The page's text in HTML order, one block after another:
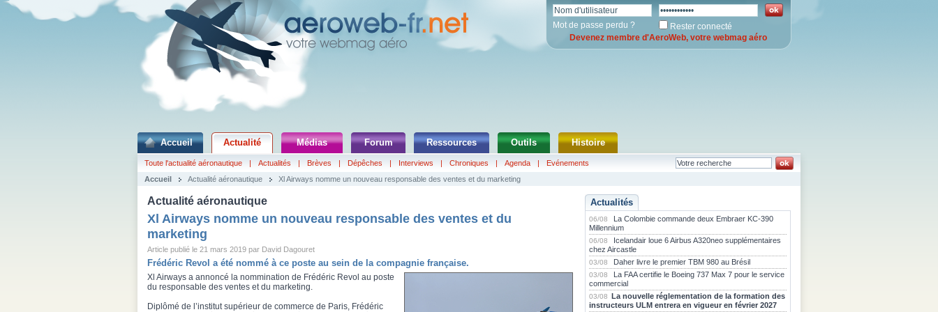
Mot de passe perdu ?
Rester connecté
Devenez membre d'AeroWeb, votre webmag aéro
Accueil Actualité Médias Forum Ressources Outils Histoire
Toute l'actualité aéronautique | Actualités | Brèves | Dépêches | Interviews | Chroniques | Agenda |
Evénements
Accueil
Actualité aéronautique Xl Airways nomme un nouveau responsable des ventes et du marketing
Actualité aéronautique
Xl Airways nomme un nouveau responsable des ventes et du
marketing
Article publié le 21 mars 2019 par David Dagouret
Frédéric Revol a été nommé à ce poste au sein de la compagnie française.
Xl Airways a annoncé la nommination de Frédéric Revol au poste
du responsable des ventes et du marketing.
Diplômé de l’institut supérieur de commerce de Paris, Frédéric
Actualités
06/08
La Colombie commande deux Embraer KC-390
Millennium
06/08
Icelandair loue 6 Airbus A320neo supplémentaires
chez Aircastle
03/08 Daher livre le premier TBM 980 au Brésil
03/08
La FAA certifie le Boeing 737 Max 7 pour le service
commercial
03/08 La nouvelle réglementation de la formation des
instructeurs ULM entrera en vigueur en février 2027